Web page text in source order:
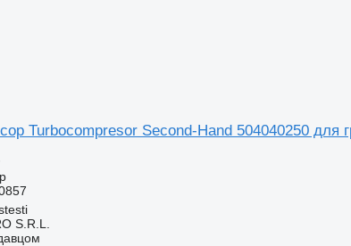
Turbocompresor Second-Hand 504040250 для
S.R.L.